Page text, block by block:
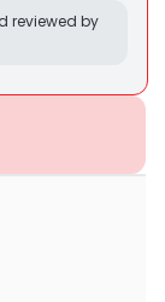
reviewed by